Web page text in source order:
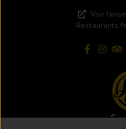
Voir
Restaurants